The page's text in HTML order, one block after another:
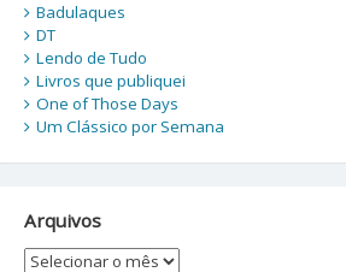
Badulaques
DT
Lendo de Tudo
Livros que publiquei
One of Those Days
Um Clássico por Semana
Arquivos
Arquivos